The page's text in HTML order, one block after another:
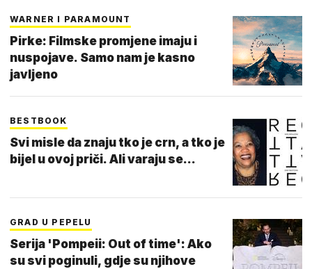
WARNER I PARAMOUNT
Pirke: Filmske promjene imaju i
nuspojave. Samo nam je kasno
javljeno
BESTBOOK
Svi misle da znaju tko je crn, a tko je
bijel u ovoj priči. Ali varaju se...
GRAD U PEPELU
Serija 'Pompeii: Out of time': Ako
su svi poginuli, gdje su njihove